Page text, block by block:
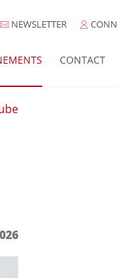
NEWSLETTER
CONTACT